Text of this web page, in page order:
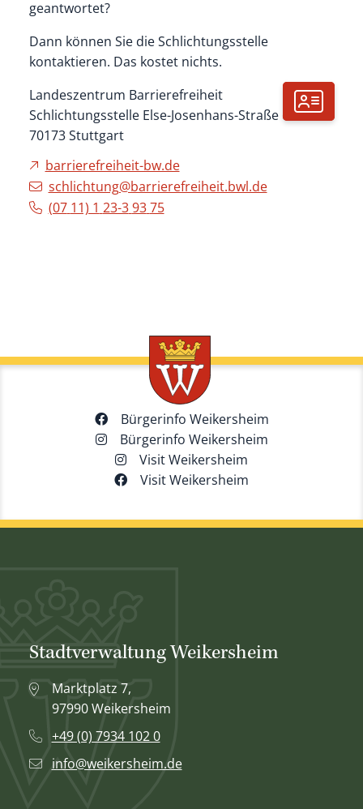
geantwortet?
Dann können Sie die Schlichtungsstelle
kontaktieren. Das kostet nichts.
Landeszentrum Barrierefreiheit
Schlichtungsstelle Else-Josenhans-Straße 6
70173 Stuttgart
barrierefreiheit-bw.de
schlichtung@barrierefreiheit.bwl.de
(07 11) 1 23-3 93 75
Bürgerinfo Weikersheim
Bürgerinfo Weikersheim
Visit Weikersheim
Visit Weikersheim
Stadtverwaltung Weikersheim
Marktplatz 7,
97990 Weikersheim
+49 (0) 7934 102 0
info@weikersheim.de